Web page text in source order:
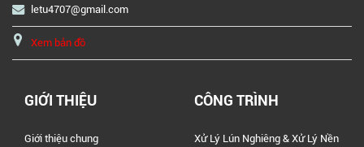
letu4707@gmail.com
Xem bản đồ
GIỚI THIỆU
Giới thiệu chung
CÔNG TRÌNH
Xử Lý Lún Nghiêng & Xử Lý Nền